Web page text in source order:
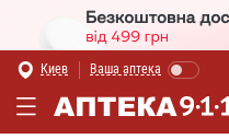
Киев Ваша аптека